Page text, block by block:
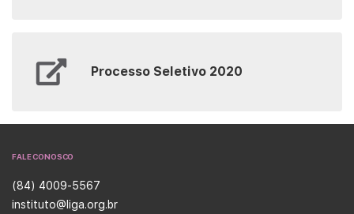
Processo Seletivo 2020
FALE CONOSCO
(84) 4009-5567
instituto@liga.org.br